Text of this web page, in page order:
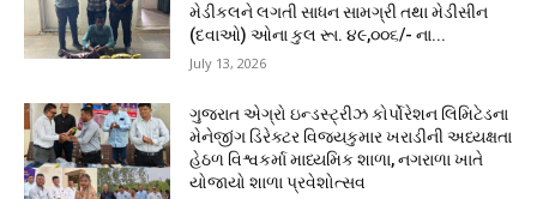
મેડીકલને લગતી સાધન સામગ્રી તથા મેડીસીન
(દવાઓ) ઓના કુલ રૂા. ૪૯,૦૦૬/- ના...
July 13, 2026
ગુજરાત એગ્રો ઇન્ડસ્ટ્રીઝ કોર્પોરેશન લિમિટેડના
મેનેજીંગ ડિરેક્ટર વિજયકુમાર ખરાડીની અધ્યક્ષતા
હેઠળ વિશ્વકર્મા માધ્યમિક શાળા, નગરાળા ખાતે
યોજાયો શાળા પ્રવેશોત્સવ